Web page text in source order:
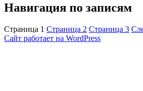
Навигация по записям
Страница 1 Страница 2 Страница 3
Сайт работает на WordPress